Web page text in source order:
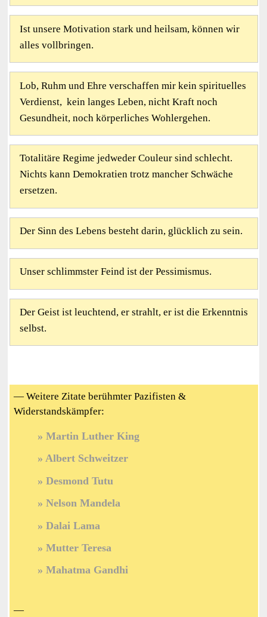
Ist unsere Motivation stark und heilsam, können wir
alles vollbringen.
Lob, Ruhm und Ehre verschaffen mir kein spirituelles
Verdienst, kein langes Leben, nicht Kraft noch
Gesundheit, noch körperliches Wohlergehen.
Totalitäre Regime jedweder Couleur sind schlecht.
Nichts kann Demokratien trotz mancher Schwäche
ersetzen.
Der Sinn des Lebens besteht darin, glücklich zu sein.
Unser schlimmster Feind ist der Pessimismus.
Der Geist ist leuchtend, er strahlt, er ist die Erkenntnis
selbst.
— Weitere Zitate berühmter Pazifisten &
Widerstandskämpfer:
Martin Luther King
Albert Schweitzer
Desmond Tutu
Nelson Mandela
Dalai Lama
Mutter Teresa
Mahatma Gandhi
—